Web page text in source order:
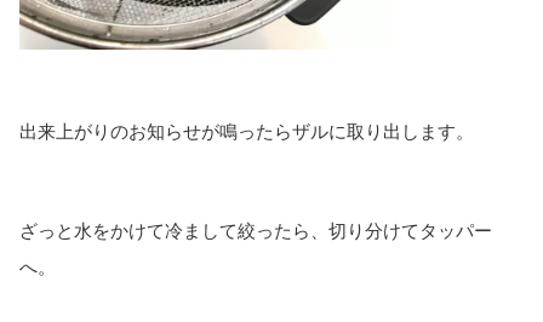
出来上がりのお知らせが鳴ったらザルに取り出します。
ざっと水をかけて冷まして絞ったら、切り分けてタッパー
へ。